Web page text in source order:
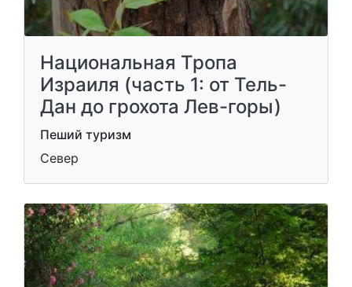
Национальная Тропа
Израиля (часть 1: от Тель-
Дан до грохота Лев-горы)
Пеший туризм
Север